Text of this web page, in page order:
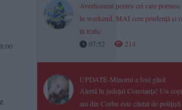
Avertisment pentru cei care
în weekend. MAI cere prudență și
în trafic
07:52
214
UPDATE-Minorul a fost găsit
Alertă în județul Constanța! Un
ani din Corbu este căutat de polițiști